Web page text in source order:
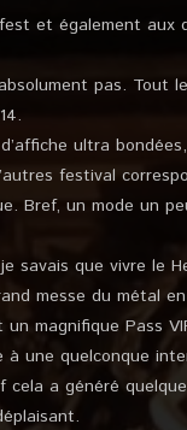
et également aux
pas. Tout
ultra
festival
Bref, un mode un
savais que vivre le
messe du métal
magnifique Pass
à une quelconque
cela a généré